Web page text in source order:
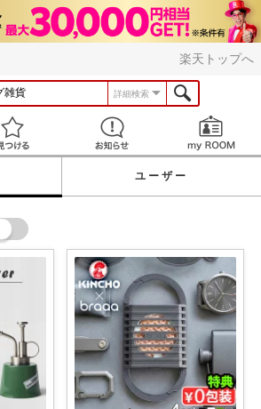
楽天トップへ
詳細検索
見つける お知らせ
ユーザー